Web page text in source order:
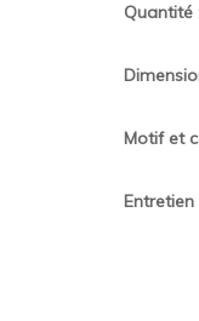
Quantité
Motif et
Entretien